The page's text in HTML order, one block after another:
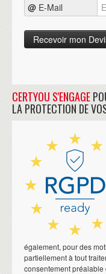
@ E-Mail
CERTYOU S'ENGAGE
LA PROTECTION DE
également, pour des
partiellement à tout
consentement préalable